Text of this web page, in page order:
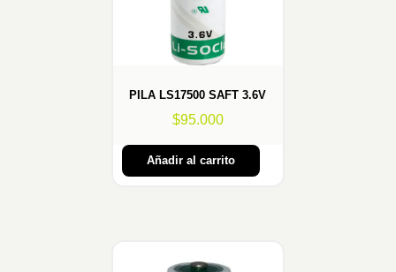
PILA LS17500 SAFT 3.6V
$95.000
Añadir al carrito